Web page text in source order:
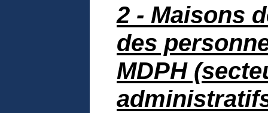
2 - Maisons
des
MDPH